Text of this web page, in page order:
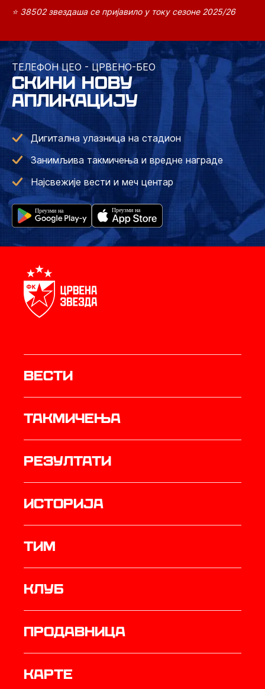
⭐ 38502 звездаша се пријавило у току сезоне 2025/26
ТЕЛЕФОН ЦЕО - ЦРВЕНО-БЕО
СКИНИ НОВУ
АПЛИКАЦИЈУ
Дигитална улазница на стадион
Занимљива такмичења и вредне награде
Најсвежије вести и меч центар
Вести
Такмичења
резултати
историја
ТИМ
Клуб
продавница
Карте